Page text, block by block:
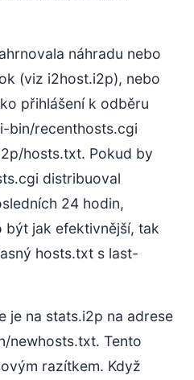
náhradu nebo
(viz i2host.i2p), nebo
přihlášení k odběru
bin/recenthosts.cgi
2p/hosts.txt. Pokud by
distribuoval
24 hodin,
být jak efektivnější, tak
hosts.txt s last-
je na stats.i2p na adrese
newhosts.txt. Tento
razítkem. Když